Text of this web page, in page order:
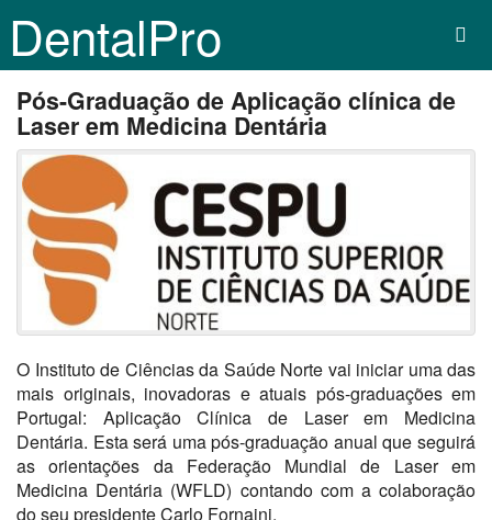
DentalPro
Pós-Graduação de Aplicação clínica de
Laser em Medicina Dentária
O Instituto de Ciências da Saúde Norte vai iniciar uma das
mais originais, inovadoras e atuais pós-graduações em
Portugal: Aplicação Clínica de Laser em Medicina
Dentária. Esta será uma pós-graduação anual que seguirá
as orientações da Federação Mundial de Laser em
Medicina Dentária (WFLD) contando com a colaboração
do seu presidente Carlo Fornaini.